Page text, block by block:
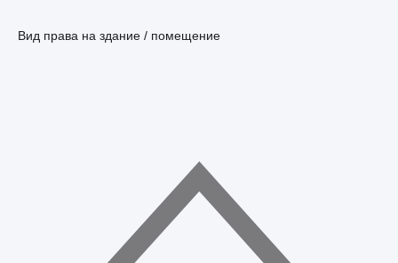
Вид права на здание / помещение